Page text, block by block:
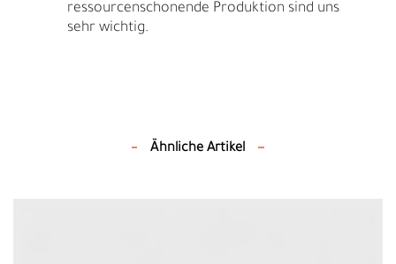
ressourcenschonende Produktion sind uns
sehr wichtig.
Ähnliche Artikel